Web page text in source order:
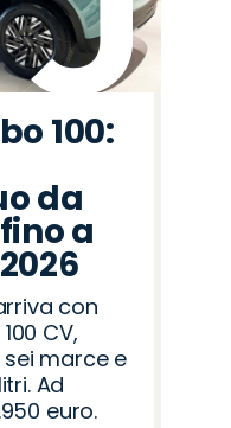
100:
da
a
con
CV,
marce e
Ad
euro.